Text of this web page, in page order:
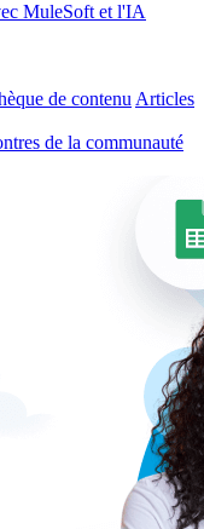
MuleSoft et l'IA
de contenu Articles
de la communauté